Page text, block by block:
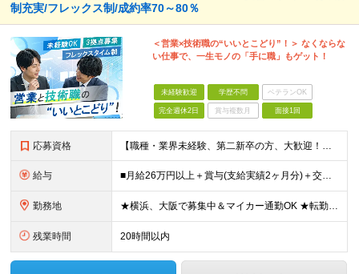
制充実/フレックス制/成約率70～80％
＜営業×技術職の“いいとこどり”！＞ なくならな
い仕事で、一生モノの「手に職」もゲット！
未経験歓迎 学歴不問 ベテランOK
完全週休2日 賞与複数月 面接1回
応募資格 【職種・業界未経験、第二新卒の方、大歓迎！】 ■未経験OK ■学歴不問 ■普通自動車免許をお持ちの方（AT限定可） ≪こんな方にピッタリです！≫ ・未経験から「手に職」をつけて将来の安心を手に入れた
給与 ■月給26万円以上＋賞与(支給実績2ヶ月分)＋交通費 ★6月からはチームインセンティブも新たに導入予定！ ※スキル・経験を考慮の上、決定いたします ※上記には見込み残業代2万円以上（24時間分）を含
勤務地 ★横浜、大阪で募集中＆マイカー通勤OK ★転勤はありません ★希望の勤務地に配属します 【本社】 神奈川県横浜市戸塚区矢部町65 イェルコローレビル1F 【大阪オフィス】 大阪府大阪市北区池田町2
残業時間 20時間以内